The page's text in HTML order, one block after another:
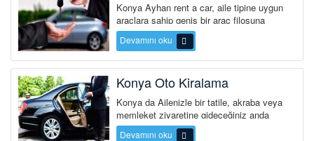
Konya Ayhan rent a car, aile tipine uygun
araçlara sahip geniş bir araç filosuna
sahiptir. Ayrıca şehir i...
Devamını oku
Konya Oto Kiralama
Konya da Ailenizle bir tatile, akraba veya
memleket ziyaretine gideceğiniz anda
günübirlik dahi olsa güv...
Devamını oku